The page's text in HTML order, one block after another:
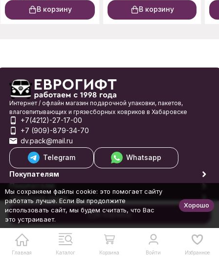
В корзину
В корзину В корзину
Главная Каталог Корзина Войти Избранное
Интернет / офлайн магазин подарочной упаковки, пакетов,
влаговпитывающих и грязесборных ковриков в Хабаровске
+7(4212)-27-17-00
+7 (909)-879-34-70
dv.pack@mail.ru
Telegram
Whatsapp
Покупателям
Покупателю
Обратная связь
© 1998-2026 Еврогифт
Мы сохраняем файлы cookie: это помогает сайту
работать лучше. Если Вы продолжите
использовать сайт, мы будем считать, что Вас
это устраивает.
Хорошо